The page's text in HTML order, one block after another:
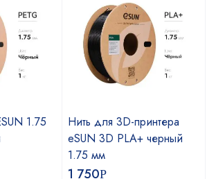
1.75
Нить для 3D-принтера
eSUN 3D PLA+ черный
1.75 мм
1 750Р